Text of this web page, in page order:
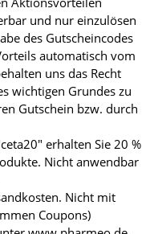
und nur einzulösen
des Gutscheincodes
automatisch vom
uns das Recht
wichtigen Grundes zu
Gutschein bzw. durch
erhalten Sie 20 %
Nicht anwendbar
Nicht mit
Coupons)